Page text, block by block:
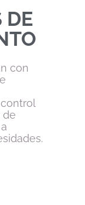
DE
con
de